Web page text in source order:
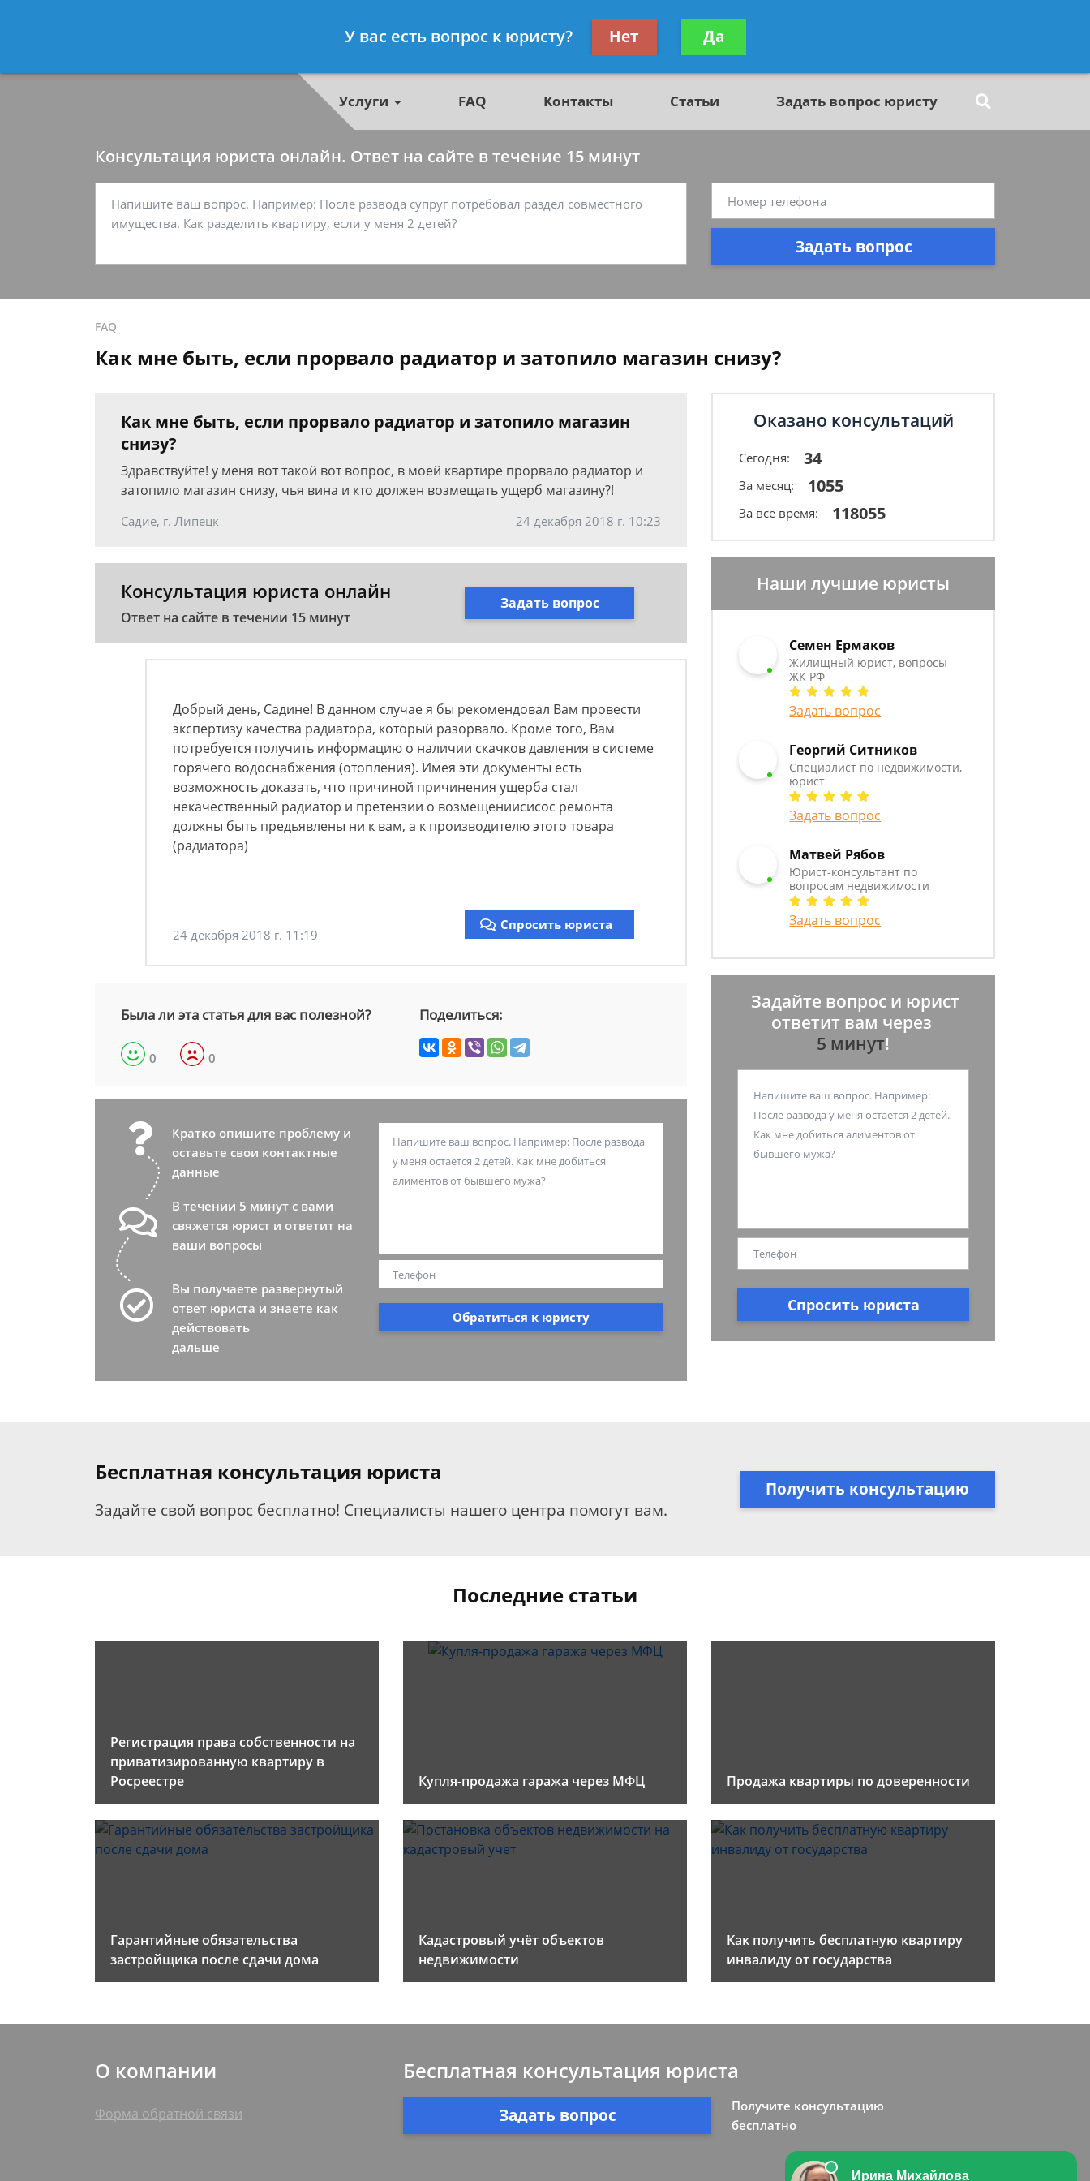
- Специалист по недвижимости, юрист
Получите консультацию
бесплатно
Услуги FAQ Контакты Статьи Задать вопрос юристу
Консультация юриста онлайн. Ответ на сайте в течение 15 минут
Задать вопрос
FAQ
Как мне быть, если прорвало радиатор и затопило магазин снизу?
Как мне быть, если прорвало радиатор и затопило магазин
снизу?
Здравствуйте! у меня вот такой вот вопрос, в моей квартире прорвало радиатор и
затопило магазин снизу, чья вина и кто должен возмещать ущерб магазину?!
Садие, г. Липецк 24 декабря 2018 г. 10:23
Консультация юриста онлайн
Ответ на сайте в течении 15 минут
Задать вопрос
Добрый день, Садине! В данном случае я бы рекомендовал Вам провести
экспертизу качества радиатора, который разорвало. Кроме того, Вам
потребуется получить информацию о наличии скачков давления в системе
горячего водоснабжения (отопления). Имея эти документы есть
возможность доказать, что причиной причинения ущерба стал
некачественный радиатор и претензии о возмещениисисос ремонта
должны быть предьявлены ни к вам, а к производителю этого товара
(радиатора)
24 декабря 2018 г. 11:19
Спросить юриста
Была ли эта статья для вас полезной?
0 0
Поделиться:
Кратко опишите проблему и
оставьте свои контактные
данные
В течении 5 минут с вами
свяжется юрист и ответит на
ваши вопросы
Вы получаете развернутый
ответ юриста и знаете как
действовать
дальше
Обратиться к юристу
Оказано консультаций
Сегодня: 34
За месяц: 1055
За все время: 118055
Наши лучшие юристы
Семен Ермаков
Жилищный юрист, вопросы
ЖК РФ
Задать вопрос
Георгий Ситников
Специалист по недвижимости,
юрист
Задать вопрос
Матвей Рябов
Юрист-консультант по
вопросам недвижимости
Задать вопрос
Задайте вопрос и юрист
ответит вам через
5 минут!
Спросить юриста
Бесплатная консультация юриста
Задайте свой вопрос бесплатно! Специалисты нашего центра помогут вам.
Получить консультацию
Последние статьи
Регистрация права собственности на
приватизированную квартиру в
Росреестре
Купля-продажа гаража через МФЦ Продажа квартиры по доверенности
Гарантийные обязательства
застройщика после сдачи дома
Кадастровый учёт объектов
недвижимости
Как получить бесплатную квартиру
инвалиду от государства
О компании
Форма обратной связи
Бесплатная консультация юриста
Задать вопрос
Получите консультацию
бесплатно
У вас есть вопрос к юристу? Нет Да